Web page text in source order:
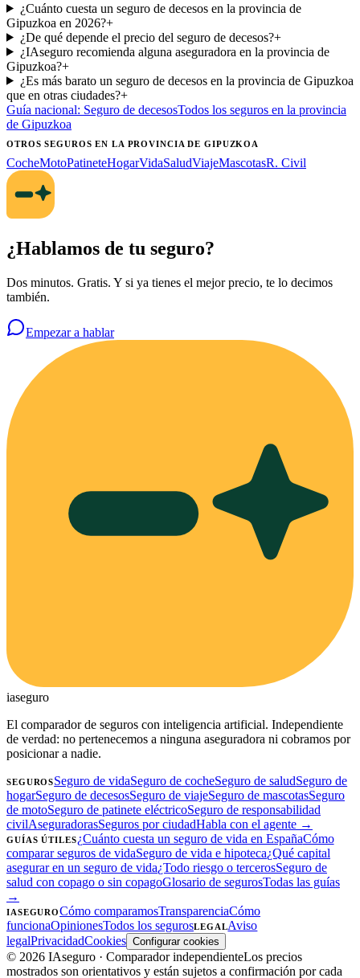
¿Cuánto cuesta un seguro de decesos en la provincia de
Gipuzkoa en 2026?+
¿De qué depende el precio del seguro de decesos?+
¿IAseguro recomienda alguna aseguradora en la provincia de
Gipuzkoa?+
¿Es más barato un seguro de decesos en la provincia de Gipuzkoa
que en otras ciudades?+
Guía nacional: Seguro de decesosTodos los seguros en la provincia
de Gipuzkoa
OTROS SEGUROSEN LA PROVINCIA DE GIPUZKOA
CocheMotoPatineteHogarVidaSaludViajeMascotasR. Civil
¿Hablamos de tu seguro?
Dos minutos. Gratis. Y si ya tienes el mejor precio, te lo decimos
también.
Empezar a hablar
iaseguro
El comparador de seguros con inteligencia artificial. Independiente
de verdad: no pertenecemos a ninguna aseguradora ni cobramos por
posicionar a nadie.
SEGUROSSeguro de vidaSeguro de cocheSeguro de saludSeguro de
hogarSeguro de decesosSeguro de viajeSeguro de mascotasSeguro
de motoSeguro de patinete eléctricoSeguro de responsabilidad
civilAseguradorasSeguros por ciudadHabla con el agente →
GUÍAS ÚTILES¿Cuánto cuesta un seguro de vida en EspañaCómo
comparar seguros de vidaSeguro de vida e hipoteca¿Qué capital
asegurar en un seguro de vida¿Todo riesgo o tercerosSeguro de
salud con copago o sin copagoGlosario de segurosTodas las guías
→
IASEGUROCómo comparamosTransparenciaCómo
funcionaOpinionesTodos los segurosLEGALAviso
legalPrivacidadCookies Configurar cookies
© 2026 IAseguro · Comparador independienteLos precios
mostrados son orientativos y están sujetos a confirmación por cada